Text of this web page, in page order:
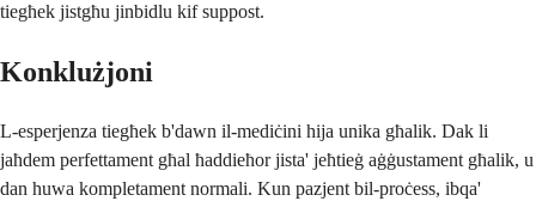
tiegħek jistgħu jinbidlu kif suppost.
Konklużjoni
L-esperjenza tiegħek b'dawn il-mediċini hija unika għalik. Dak li
jaħdem perfettament għal ħaddieħor jista' jeħtieġ aġġustament għalik, u
dan huwa kompletament normali. Kun pazjent bil-proċess, ibqa'